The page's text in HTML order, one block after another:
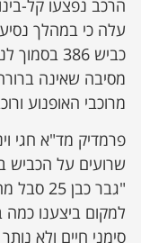
הרכב נפצעו קל-
עלה כי במהלך
כביש 386
מסיבה שאינה
מרוכבי האופנוע
פרמדיק מד"א חגי
שרועים על
"גבר
למקום ביצענו כמה
סימני חיים ולא